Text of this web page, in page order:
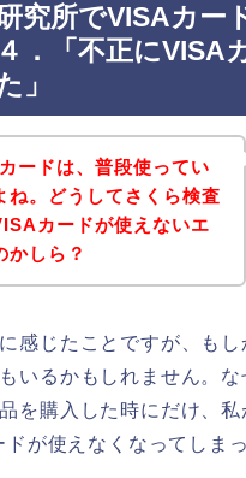
究所でVISAカー
．「不正にVISA
」
ードは、普段使ってい
ね。どうしてさくら検査
カードが使えないエ
かしら？
感じたことですが、もし
いるかもしれません。な
を購入した時にだけ、私
が使えなくなってしま